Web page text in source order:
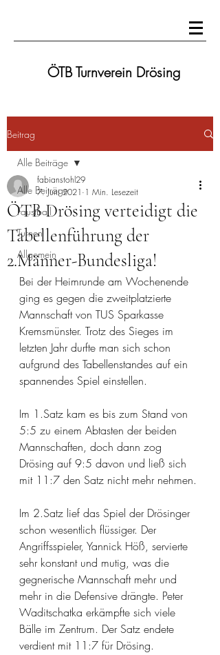
ÖTB Turnverein Drösing
Beitrag
Alle Beiträge
Faustball
Turnen
Allgemein
Alle Beiträge
ÖTB Drösing verteidigt die
Tabellenführung der
2.Männer-Bundesliga!
fabianstohl29
7. Juni 2021 1 Min. Lesezeit
Bei der Heimrunde am Wochenende
ging es gegen die zweitplatzierte
Mannschaft von TUS Sparkasse
Kremsmünster. Trotz des Sieges im
letzten Jahr durfte man sich schon
aufgrund des Tabellenstandes auf ein
spannendes Spiel einstellen.
Im 1.Satz kam es bis zum Stand von
5:5 zu einem Abtasten der beiden
Mannschaften, doch dann zog
Drösing auf 9:5 davon und ließ sich
mit 11:7 den Satz nicht mehr nehmen.
Im 2.Satz lief das Spiel der Drösinger
schon wesentlich flüssiger. Der
Angriffsspieler, Yannick Höß, servierte
sehr konstant und mutig, was die
gegnerische Mannschaft mehr und
mehr in die Defensive drängte. Peter
Waditschatka erkämpfte sich viele
Bälle im Zentrum. Der Satz endete
verdient mit 11:7 für Drösing.